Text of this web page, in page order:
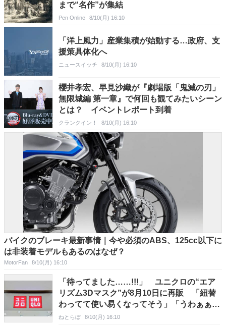
まで“名作”が集結
Pen Online 8/10(月) 16:10
「洋上風力」産業集積が始動する…政府、支
援策具体化へ
ニュースイッチ 8/10(月) 16:10
櫻井孝宏、早見沙織が『劇場版「鬼滅の刃」
無限城編 第一章』で何回も観てみたいシーン
とは？ イベントレポート到着
クランクイン！ 8/10(月) 16:10
バイクのブレーキ最新事情｜今や必須のABS、125cc以下に
は非装着モデルもあるのはなぜ？
MotorFan 8/10(月) 16:10
「待ってました……!!!」 ユニクロの“エア
リズム3Dマスク”が8月10日に再販 「紐替
わってて使い易くなってそう」「うわぁぁ嬉
しいよー」の声
ねとらぼ 8/10(月) 16:10